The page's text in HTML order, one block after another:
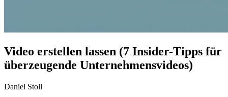
Video erstellen lassen (7 Insider-Tipps für
überzeugende Unternehmensvideos)
Daniel Stoll